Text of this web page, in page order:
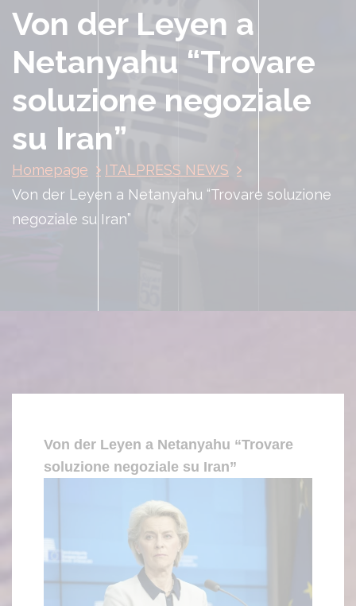
Von der Leyen a
Netanyahu “Trovare
soluzione negoziale
su Iran”
Homepage
ITALPRESS NEWS
Von der Leyen a Netanyahu “Trovare soluzione
negoziale su Iran”
Von der Leyen a Netanyahu “Trovare
soluzione negoziale su Iran”